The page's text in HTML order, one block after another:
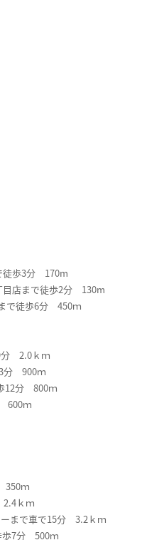
徒歩3分 170m
目店まで徒歩2分 130m
で徒歩6分 450ｍ
分 2.0ｋｍ
分 900ｍ
12分 800ｍ
600ｍ
350ｍ
ｋｍ
ーまで車で15分 3.2ｋｍ
歩7分 500ｍ